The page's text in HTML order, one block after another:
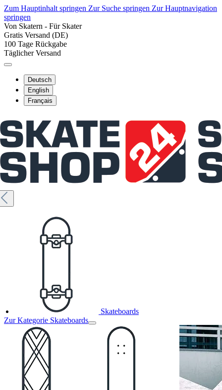
Zum Hauptinhalt springen Zur Suche springen Zur Hauptnavigation
springen
Von Skatern - Für Skater
Gratis Versand (DE)
100 Tage Rückgabe
Täglicher Versand
Deutsch
English
Français
Skateboards
Zur Kategorie Skateboards